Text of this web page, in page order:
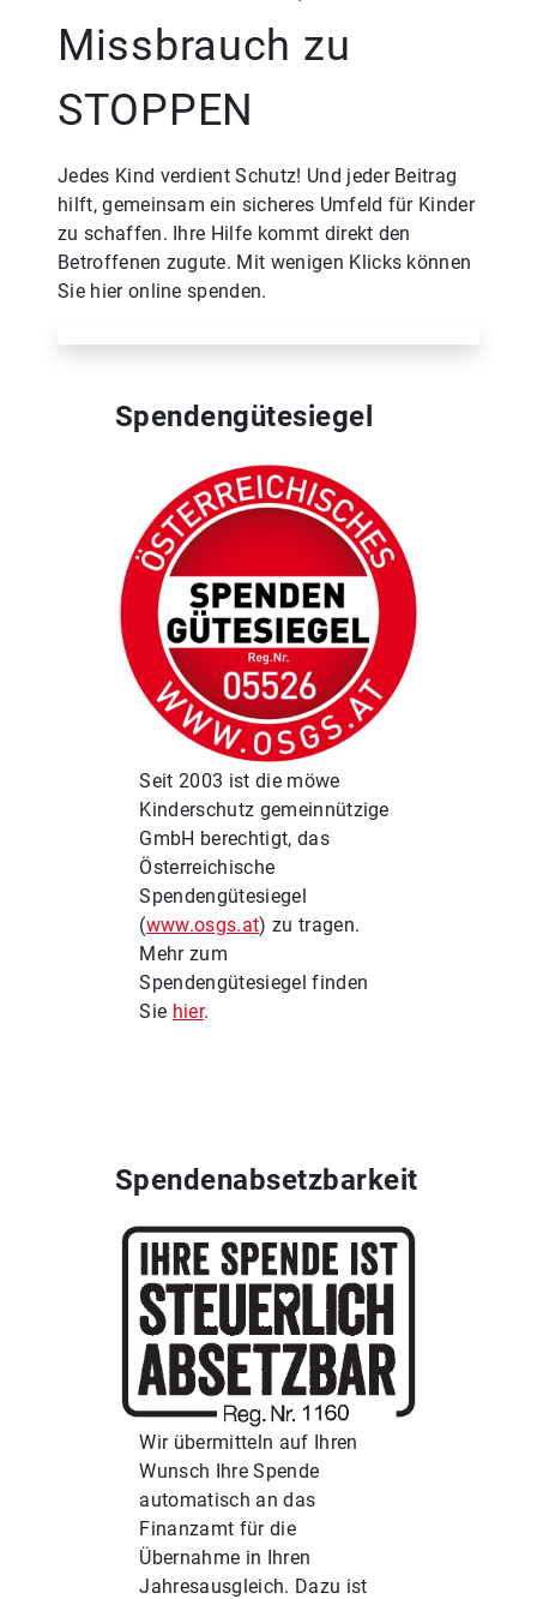
Missbrauch zu
STOPPEN
Jedes Kind verdient Schutz! Und jeder Beitrag
hilft, gemeinsam ein sicheres Umfeld für Kinder
zu schaffen. Ihre Hilfe kommt direkt den
Betroffenen zugute. Mit wenigen Klicks können
Sie hier online spenden.
Spendengütesiegel
Seit 2003 ist die möwe
Kinderschutz gemeinnützige
GmbH berechtigt, das
Österreichische
Spendengütesiegel
(www.osgs.at) zu tragen.
Mehr zum
Spendengütesiegel finden
Sie hier.
Spendenabsetzbarkeit
Wir übermitteln auf Ihren
Wunsch Ihre Spende
automatisch an das
Finanzamt für die
Übernahme in Ihren
Jahresausgleich. Dazu ist